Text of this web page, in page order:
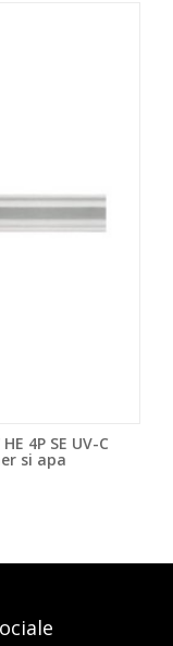
4P SE UV-C
si apa